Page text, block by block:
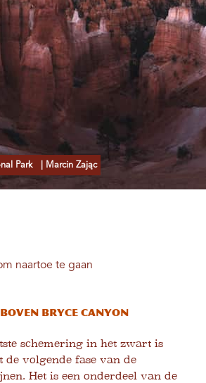
Park | Marcin Zając
naartoe te gaan
Bryce Canyon
schemering in het zwart is
de volgende fase van de
Het is een onderdeel van de